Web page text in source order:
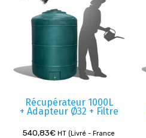
Récupérateur 1000L
+ Adapteur Ø32 + Filtre
540,83€ HT (Livré - France